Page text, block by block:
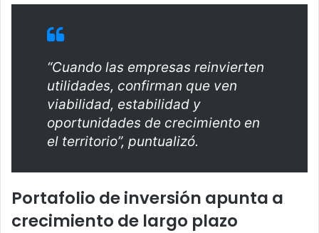
“Cuando las empresas reinvierten
utilidades, confirman que ven
viabilidad, estabilidad y
oportunidades de crecimiento en
el territorio”, puntualizó.
Portafolio de inversión apunta a
crecimiento de largo plazo